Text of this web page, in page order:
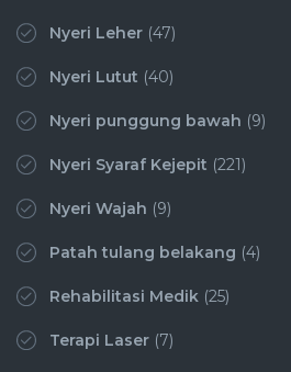
Nyeri Leher (47)
Nyeri Lutut (40)
Nyeri punggung bawah (9)
Nyeri Syaraf Kejepit (221)
Nyeri Wajah (9)
Patah tulang belakang (4)
Rehabilitasi Medik (25)
Terapi Laser (7)